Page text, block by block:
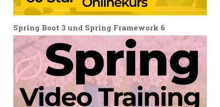
Spring Boot 3 und Spring Framework 6